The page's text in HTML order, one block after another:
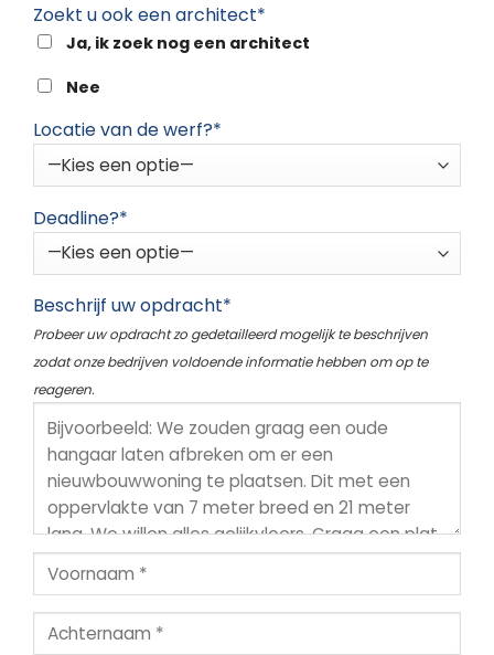
Zoekt u ook een architect*
Ja, ik zoek nog een architect
Nee
Locatie van de werf?*
Deadline?*
Beschrijf uw opdracht*
Probeer uw opdracht zo gedetailleerd mogelijk te beschrijven
zodat onze bedrijven voldoende informatie hebben om op te
reageren.